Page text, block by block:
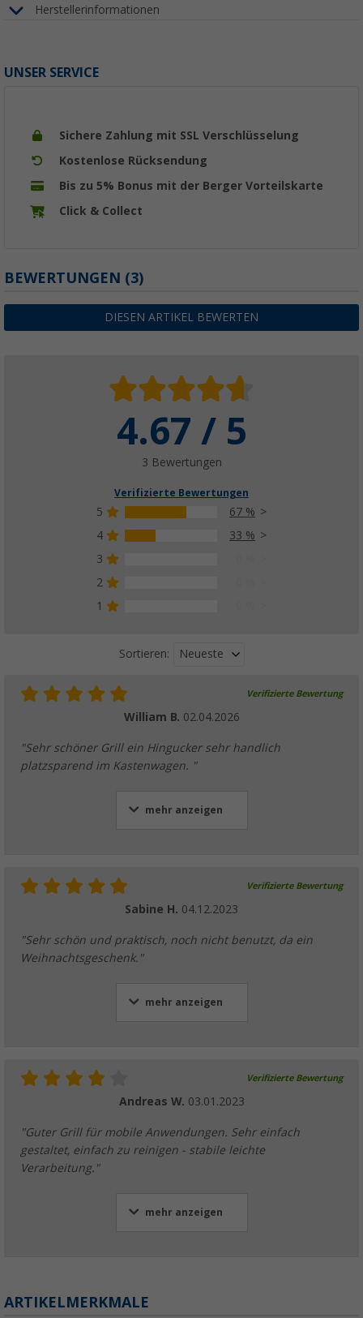
Herstellerinformationen
UNSER SERVICE
Sichere Zahlung mit SSL Verschlüsselung
Kostenlose Rücksendung
Bis zu 5% Bonus mit der Berger Vorteilskarte
Click & Collect
BEWERTUNGEN (3)
DIESEN ARTIKEL BEWERTEN
4.67 / 5
3 Bewertungen
Verifizierte Bewertungen
5
67 %
4
33 %
3
2
1
Sortieren: Neueste
Verifizierte Bewertung
William B. 02.04.2026
"Sehr schöner Grill ein Hingucker sehr handlich
platzsparend im Kastenwagen. "
mehr anzeigen
Verifizierte Bewertung
Sabine H. 04.12.2023
"Sehr schön und praktisch, noch nicht benutzt, da ein
Weihnachtsgeschenk."
mehr anzeigen
Verifizierte Bewertung
Andreas W. 03.01.2023
"Guter Grill für mobile Anwendungen. Sehr einfach
gestaltet, einfach zu reinigen - stabile leichte
Verarbeitung."
mehr anzeigen
ARTIKELMERKMALE